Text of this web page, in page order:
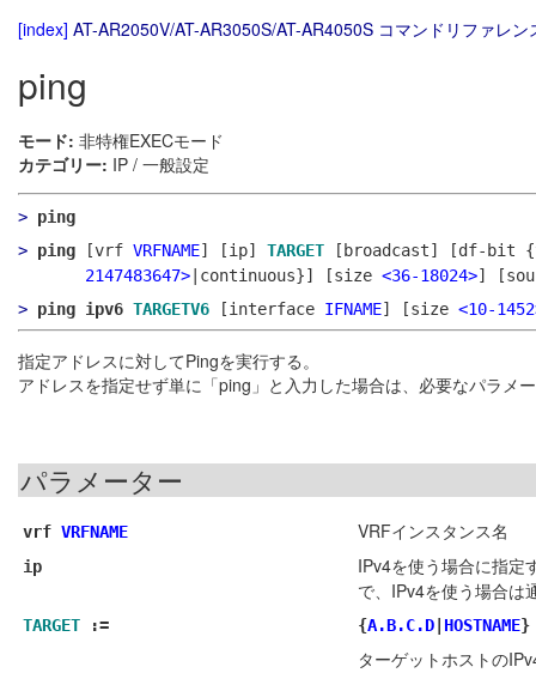
[index] AT-AR2050V/AT-AR3050S/AT-AR4050S コマンドリファレン
ping
モード: 非特権EXECモード
カテゴリー: IP / 一般設定
> ping
> ping [vrf VRFNAME] [ip] TARGET [broadcast]
[df-bit
2147483647> |continuous}] [size <36-18024>]
> ping ipv6 TARGETV6 [interface IFNAME] [size <10-
指定アドレスに対してPingを実行する。
アドレスを指定せず単に「ping」と入力した場合は、必要なパラメ
パラメーター
vrf VRFNAME VRFインスタンス名
ip
IPv4を使う場合に指定
で、IPv4を使う場合は
TARGET := {A.B.C.D HOSTNAME}
ターゲットホストの